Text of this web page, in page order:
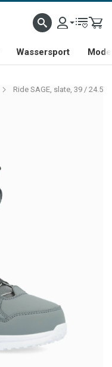
Wassersport
Ride SAGE, slate, 39 / 24.5